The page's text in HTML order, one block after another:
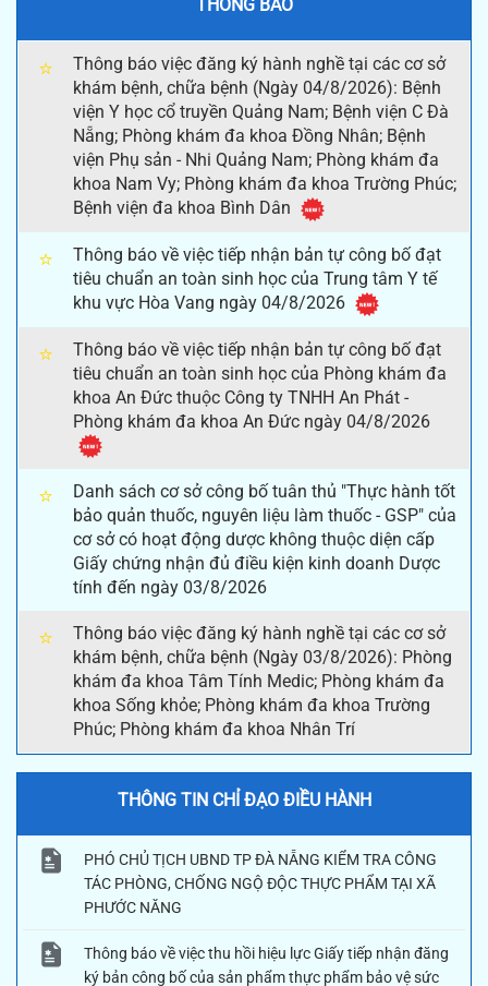
THÔNG BÁO
⭐
Thông báo việc đăng ký hành nghề tại các cơ sở
khám bệnh, chữa bệnh (Ngày 04/8/2026): Bệnh
viện Y học cổ truyền Quảng Nam; Bệnh viện C Đà
Nẵng; Phòng khám đa khoa Đồng Nhân; Bệnh
viện Phụ sản - Nhi Quảng Nam; Phòng khám đa
khoa Nam Vy; Phòng khám đa khoa Trường Phúc;
Bệnh viện đa khoa Bình Dân
⭐
Thông báo về việc tiếp nhận bản tự công bố đạt
tiêu chuẩn an toàn sinh học của Trung tâm Y tế
khu vực Hòa Vang ngày 04/8/2026
⭐
Thông báo về việc tiếp nhận bản tự công bố đạt
tiêu chuẩn an toàn sinh học của Phòng khám đa
khoa An Đức thuộc Công ty TNHH An Phát -
Phòng khám đa khoa An Đức ngày 04/8/2026
⭐
Danh sách cơ sở công bố tuân thủ "Thực hành tốt
bảo quản thuốc, nguyên liệu làm thuốc - GSP" của
cơ sở có hoạt động dược không thuộc diện cấp
Giấy chứng nhận đủ điều kiện kinh doanh Dược
tính đến ngày 03/8/2026
⭐
Thông báo việc đăng ký hành nghề tại các cơ sở
khám bệnh, chữa bệnh (Ngày 03/8/2026): Phòng
khám đa khoa Tâm Tính Medic; Phòng khám đa
khoa Sống khỏe; Phòng khám đa khoa Trường
Phúc; Phòng khám đa khoa Nhân Trí
THÔNG TIN CHỈ ĐẠO ĐIỀU HÀNH
PHÓ CHỦ TỊCH UBND TP ĐÀ NẴNG KIỂM TRA CÔNG
TÁC PHÒNG, CHỐNG NGỘ ĐỘC THỰC PHẨM TẠI XÃ
PHƯỚC NĂNG
Thông báo về việc thu hồi hiệu lực Giấy tiếp nhận đăng
ký bản công bố của sản phẩm thực phẩm bảo vệ sức